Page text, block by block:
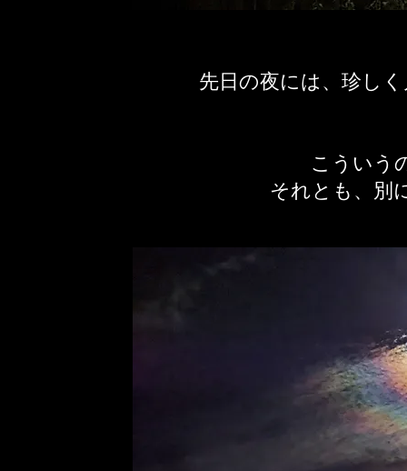
先日の夜には、珍し
こういう
それとも、別